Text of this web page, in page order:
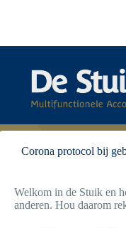
inhoud
Corona protocol bij
Welkom in de Stuik en
anderen. Hou daarom